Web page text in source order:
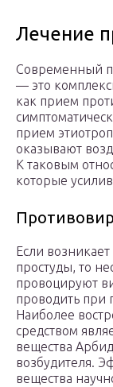
Лечение
Современный
— это
как прием
прием
оказывают
К таковым
которые
Если
простуды, то
провоцируют
проводить при
Наиболее
средством
вещества
возбудителя.
вещества